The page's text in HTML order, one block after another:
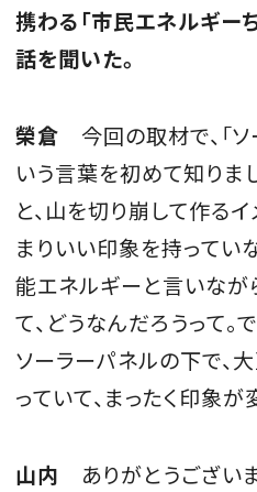
携わる「市民エネルギー
話を聞いた。
榮倉 今回の取材で、「
いう言葉を初めて知りま
と、山を切り崩して作る
まりいい印象を持ってい
能エネルギーと言いなが
て、どうなんだろうって。
ソーラーパネルの下で、
っていて、まったく印象が
山内 ありがとうござい